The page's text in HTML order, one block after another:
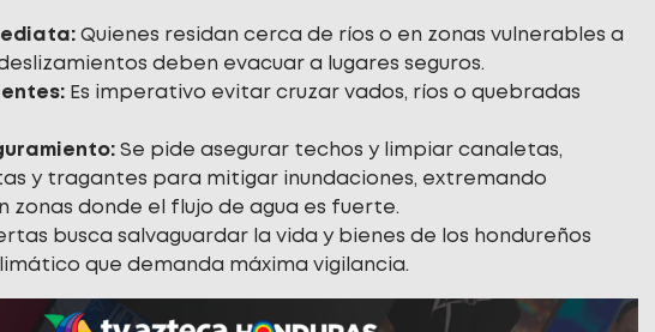
Quienes residan cerca de ríos o en zonas vulnerables a
deben evacuar a lugares seguros.
Es imperativo evitar cruzar vados, ríos o quebradas
Se pide asegurar techos y limpiar canaletas,
y tragantes para mitigar inundaciones, extremando
zonas donde el flujo de agua es fuerte.
busca salvaguardar la vida y bienes de los hondureños
que demanda máxima vigilancia.